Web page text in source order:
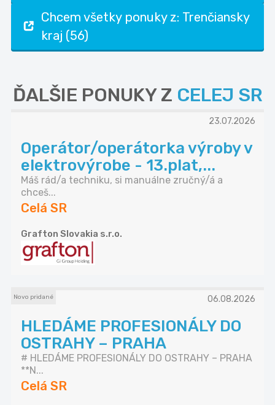
Chcem všetky ponuky z: Trenčiansky
kraj (56)
ĎALŠIE PONUKY Z CELEJ SR
23.07.2026
Operátor/operátorka výroby v
elektrovýrobe - 13.plat,...
Máš rád/a techniku, si manuálne zručný/á a
chceš...
Celá SR
Grafton Slovakia s.r.o.
Novo pridané 06.08.2026
HLEDÁME PROFESIONÁLY DO
OSTRAHY – PRAHA
# HLEDÁME PROFESIONÁLY DO OSTRAHY – PRAHA
**N...
Celá SR